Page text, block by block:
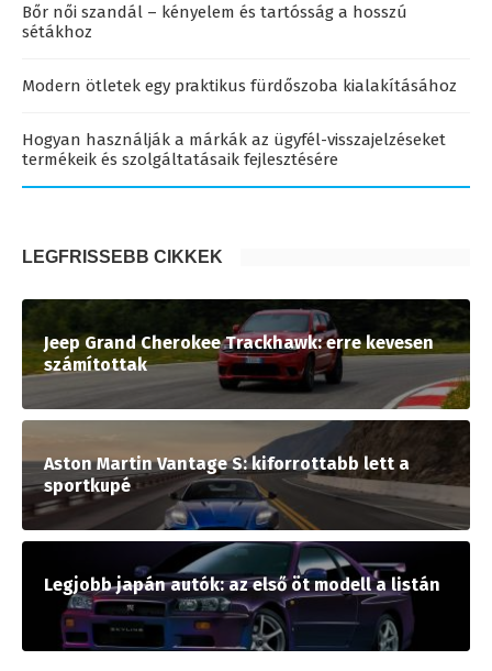
Bőr női szandál – kényelem és tartósság a hosszú
sétákhoz
Modern ötletek egy praktikus fürdőszoba kialakításához
Hogyan használják a márkák az ügyfél-visszajelzéseket
termékeik és szolgáltatásaik fejlesztésére
LEGFRISSEBB CIKKEK
Jeep Grand Cherokee Trackhawk: erre kevesen
számítottak
Aston Martin Vantage S: kiforrottabb lett a
sportkupé
Legjobb japán autók: az első öt modell a listán